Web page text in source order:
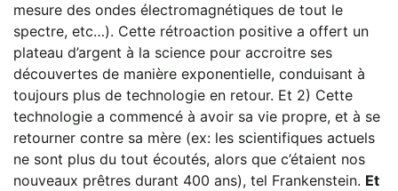
mesure des ondes électromagnétiques de tout le
spectre, etc…). Cette rétroaction positive a offert un
plateau d’argent à la science pour accroitre ses
découvertes de manière exponentielle, conduisant à
toujours plus de technologie en retour. Et 2) Cette
technologie a commencé à avoir sa vie propre, et à se
retourner contre sa mère (ex: les scientifiques actuels
ne sont plus du tout écoutés, alors que c’étaient nos
nouveaux prêtres durant 400 ans), tel Frankenstein. Et